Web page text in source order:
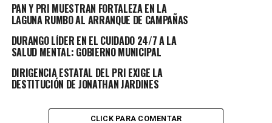
NO DEJES DE VER
ARRANCA PROGRAMA DE PRÓTESIS DENTALES GRATUITAS
PAN Y PRI MUESTRAN FORTALEZA EN LA
LAGUNA RUMBO AL ARRANQUE DE CAMPAÑAS
DURANGO LÍDER EN EL CUIDADO 24/7 A LA
SALUD MENTAL: GOBIERNO MUNICIPAL
DIRIGENCIA ESTATAL DEL PRI EXIGE LA
DESTITUCIÓN DE JONATHAN JARDINES
CLICK PARA COMENTAR